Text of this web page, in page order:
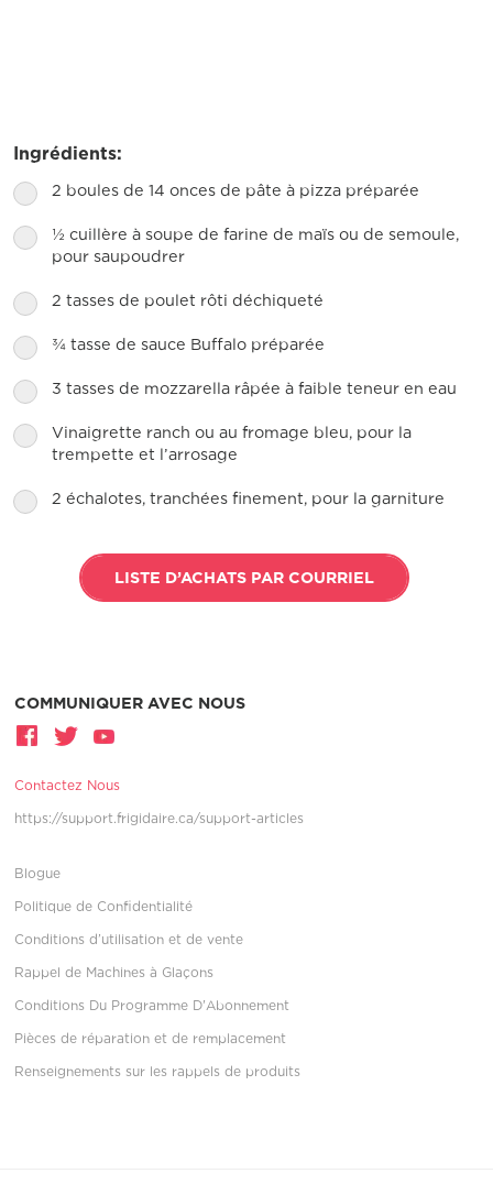
Ingrédients:
2 boules de 14 onces de pâte à pizza préparée
½ cuillère à soupe de farine de maïs ou de semoule,
pour saupoudrer
2 tasses de poulet rôti déchiqueté
¾ tasse de sauce Buffalo préparée
3 tasses de mozzarella râpée à faible teneur en eau
Vinaigrette ranch ou au fromage bleu, pour la
trempette et l’arrosage
2 échalotes, tranchées finement, pour la garniture
LISTE D’ACHATS PAR COURRIEL
COMMUNIQUER AVEC NOUS
Contactez Nous
https://support.frigidaire.ca/support-articles
Blogue
Politique de Confidentialité
Conditions d’utilisation et de vente
Rappel de Machines à Glaçons
Conditions Du Programme D'Abonnement
Pièces de réparation et de remplacement
Renseignements sur les rappels de produits